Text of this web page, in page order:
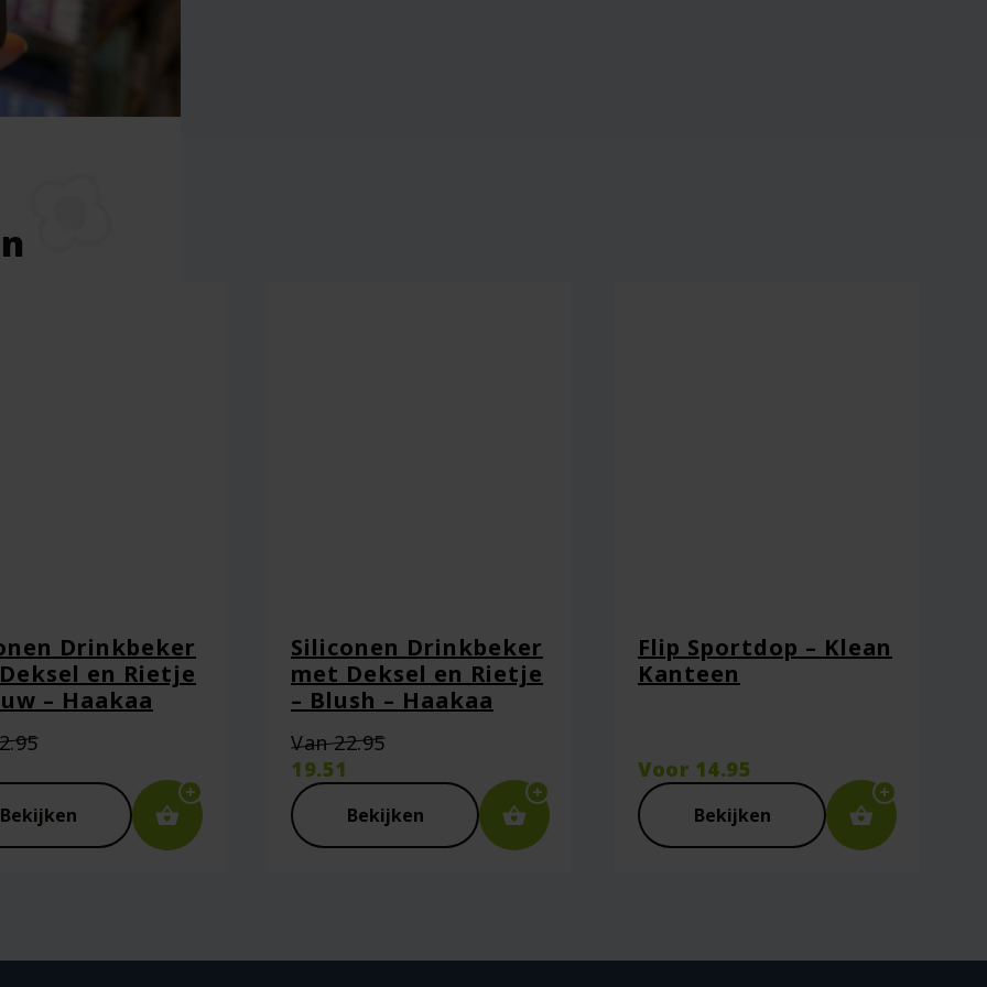
– 295 ml – 4 Stuks – Klean Kanteen” te beoordelen
in deze browser voor de volgende keer wanneer ik een reactie plaats.
Drinkbeker
en Rietje
– Haakaa
Oorspronkelijke
was:
€22.95.
Bekijken
Siliconen Drinkbeker
met Deksel en Rietje
– Blush – Haakaa
Van22.95Oorspronkelijke
was:
€22.95.
19.51
Huidige
prijs
is:
€19.51.
Bekijken
Flip Sportdop – Klean
Kanteen
Voor 14.95
Bekijken